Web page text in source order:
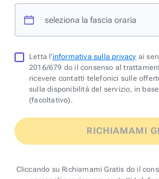
seleziona la fascia oraria
Letta l'informativa sulla privacy ai
2016/679 do il consenso al
ricevere contatti telefonici sulle
sulla disponibilità del servizio, in
(facoltativo).
RICHIAMAMI
Cliccando su Richiamami Gratis do il